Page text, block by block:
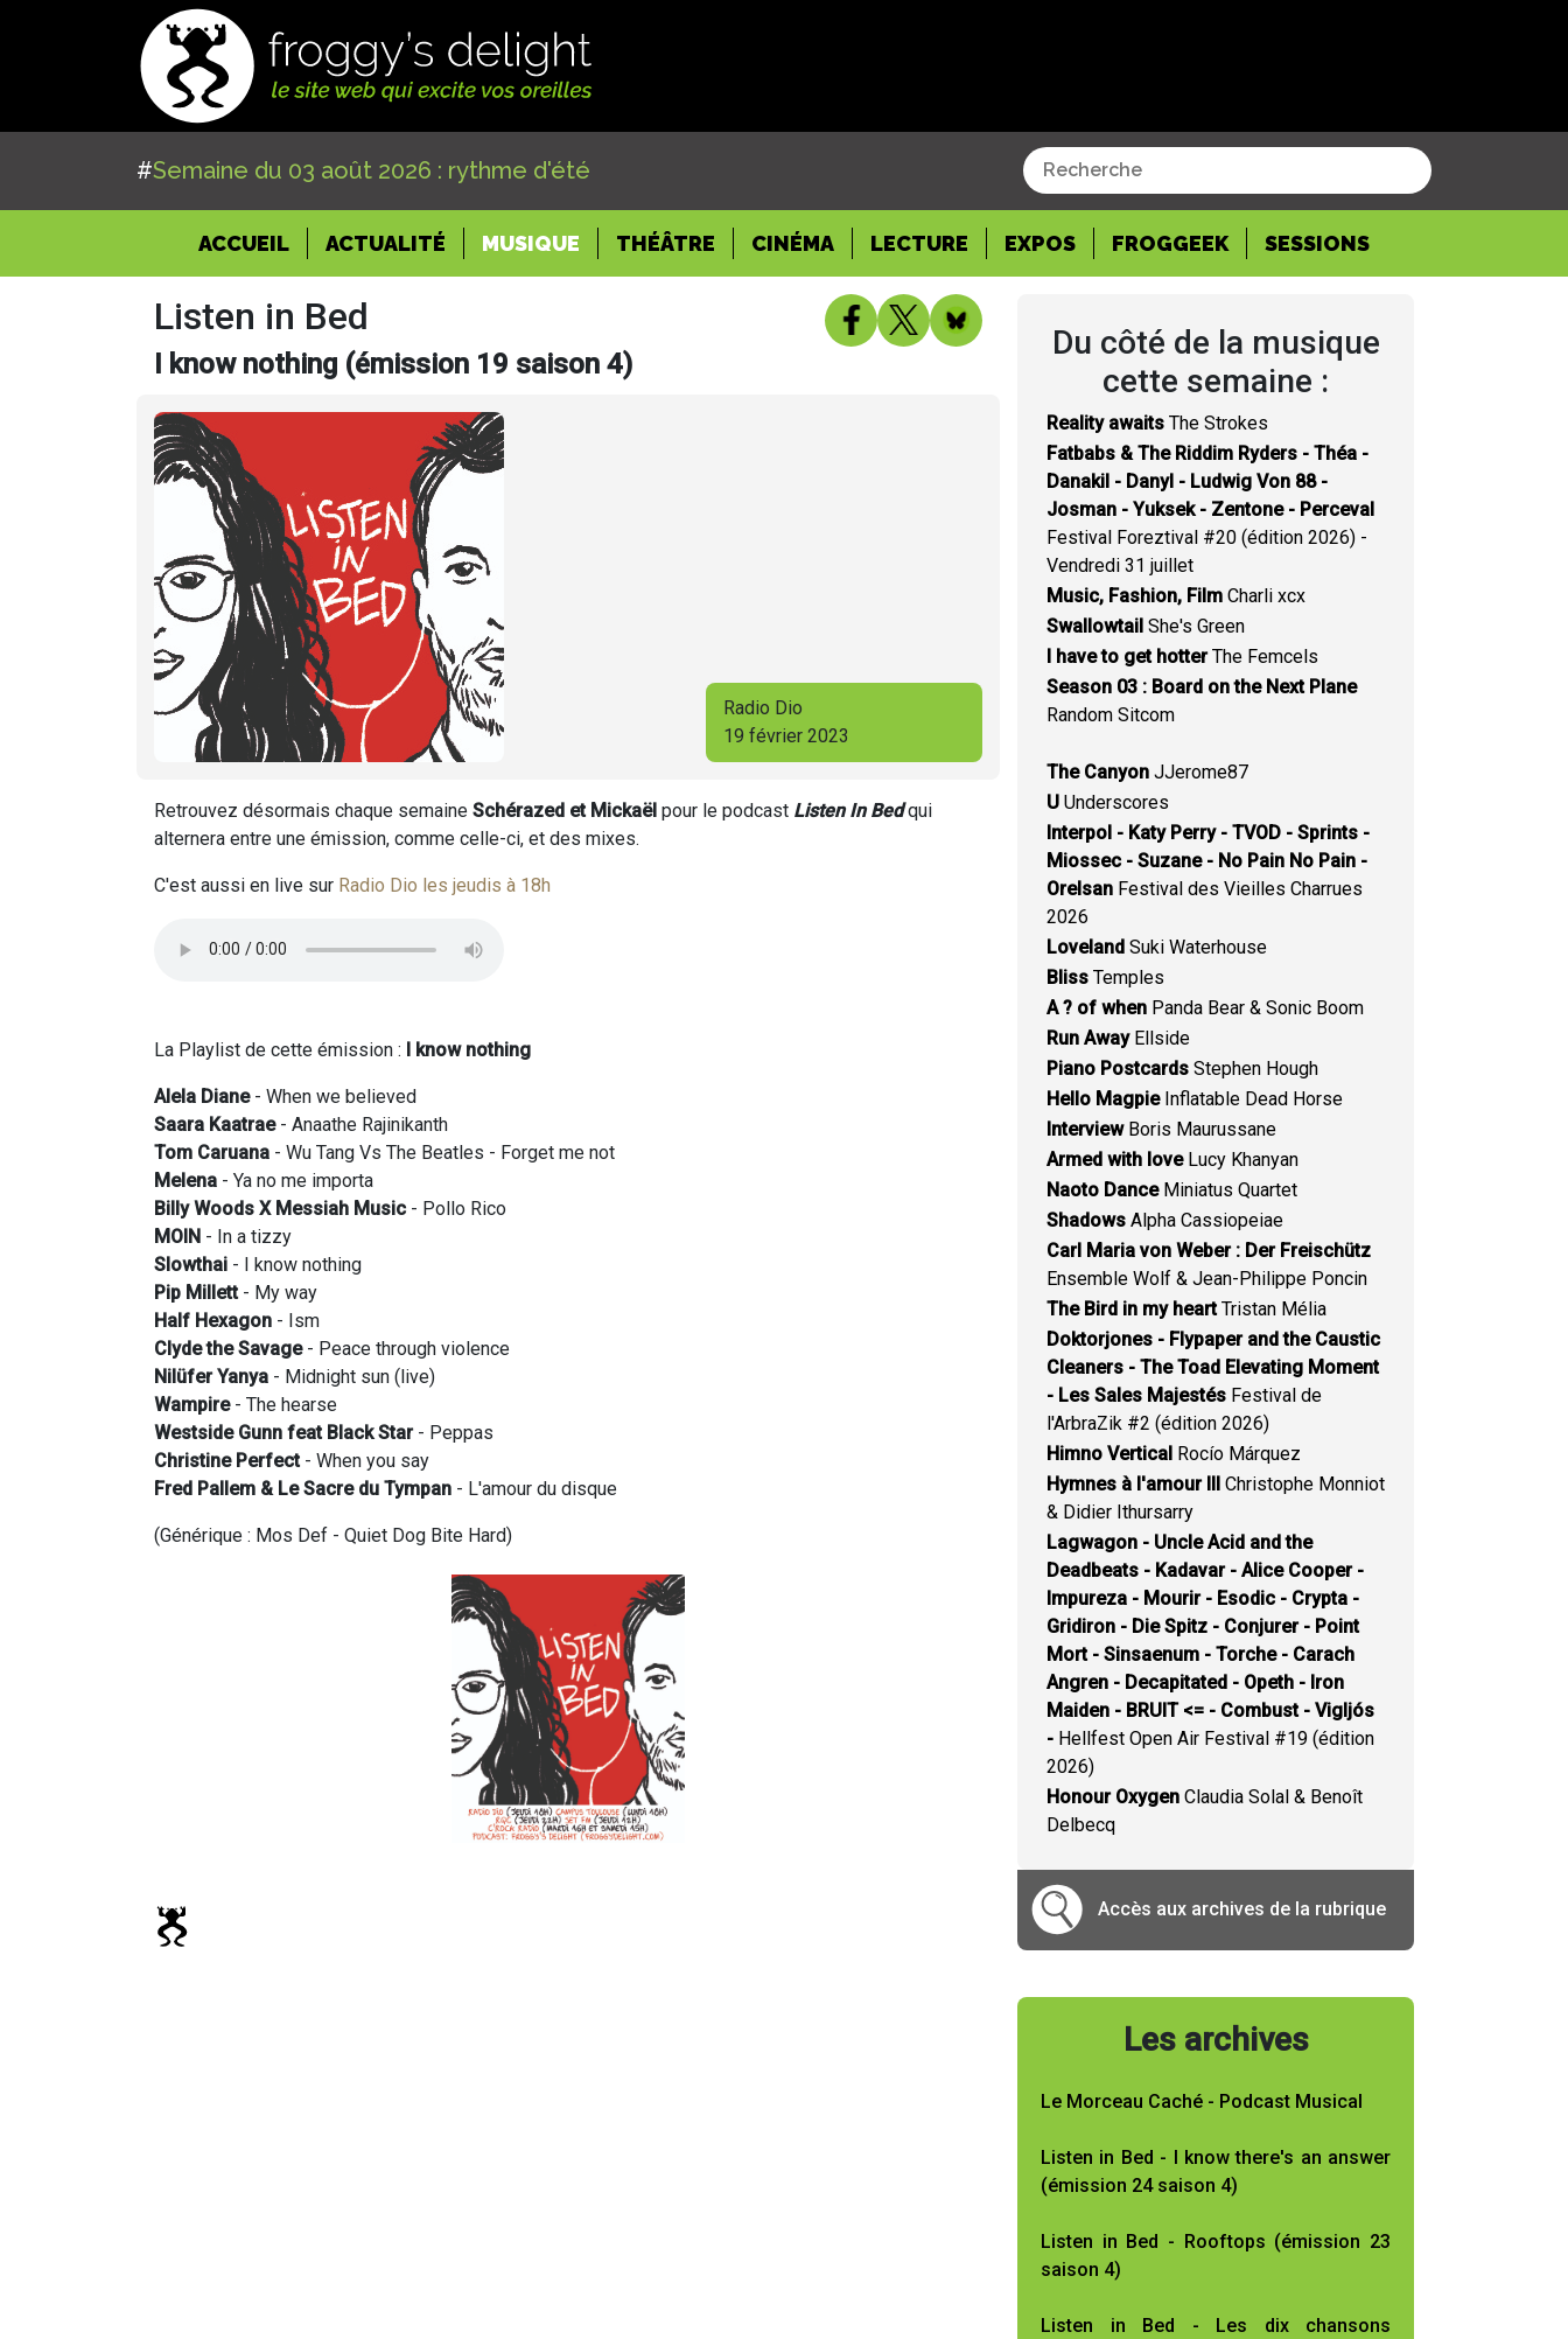
#Semaine du 03 août 2026 : rythme d'été
ACCUEIL(CURRENT)
ACTUALITÉ MUSIQUE THÉÂTRE CINÉMA LECTURE EXPOS FROGGEEK SESSIONS
Listen in Bed
I know nothing (émission 19 saison 4)
Radio Dio
19 février 2023
Retrouvez désormais chaque semaine Schérazed et Mickaël pour le podcast Listen In Bedqui
alternera entre une émission, comme celle-ci, et des mixes.
C'est aussi en live sur Radio Dio les jeudis à 18h
La Playlist de cette émission : I know nothing
Alela Diane- When we believed
Saara Kaatrae- Anaathe Rajinikanth
Tom Caruana - Wu Tang Vs The Beatles - Forget me not
Melena - Ya no me importa
Billy Woods X Messiah Music - Pollo Rico
MOIN - In a tizzy
Slowthai - I know nothing
Pip Millett- My way
Half Hexagon - Ism
Clyde the Savage- Peace through violence
Nilüfer Yanya - Midnight sun (live)
Wampire- The hearse
Westside Gunn feat Black Star- Peppas
Christine Perfect- When you say
Fred Pallem & Le Sacre du Tympan - L'amour du disque
(Générique : Mos Def - Quiet Dog Bite Hard)
Du côté de la musique
cette semaine :
Reality awaits The Strokes
Fatbabs & The Riddim Ryders - Théa -
Danakil - Danyl - Ludwig Von 88 -
Josman - Yuksek - Zentone - Perceval
Festival Foreztival #20 (édition 2026) -
Vendredi 31 juillet
Music, Fashion, Film Charli xcx
Swallowtail She's Green
I have to get hotterThe Femcels
Season 03 : Board on the Next Plane
Random Sitcom
The Canyon JJerome87
U Underscores
Interpol - Katy Perry - TVOD - Sprints -
Miossec - Suzane - No Pain No Pain -
Orelsan Festival des Vieilles Charrues
2026
Loveland Suki Waterhouse
Bliss Temples
A ? of when Panda Bear & Sonic Boom
Run AwayEllside
Piano Postcards Stephen Hough
Hello MagpieInflatable Dead Horse
InterviewBoris Maurussane
Armed with loveLucy Khanyan
Naoto DanceMiniatus Quartet
Shadows Alpha Cassiopeiae
Carl Maria von Weber : Der Freischütz
Ensemble Wolf & Jean-Philippe Poncin
The Bird in my heartTristan Mélia
Doktorjones - Flypaper and the Caustic
Cleaners - The Toad Elevating Moment
- Les Sales Majestés Festival de
l'ArbraZik #2 (édition 2026)
Himno Vertical Rocío Márquez
Hymnes à l'amour III Christophe Monniot
& Didier Ithursarry
Lagwagon - Uncle Acid and the
Deadbeats - Kadavar - Alice Cooper -
Impureza - Mourir - Esodic - Crypta -
Gridiron - Die Spitz - Conjurer - Point
Mort - Sinsaenum - Torche - Carach
Angren - Decapitated - Opeth - Iron
Maiden - BRUIT <= - Combust - Vigljós
- Hellfest Open Air Festival #19 (édition
2026)
Honour Oxygen Claudia Solal & Benoît
Delbecq
Accès aux archives de la rubrique
Les archives
Le Morceau Caché - Podcast Musical
Listen in Bed - I know there's an answer
(émission 24 saison 4)
Listen in Bed - Rooftops (émission 23
saison 4)
Listen in Bed - Les dix chansons